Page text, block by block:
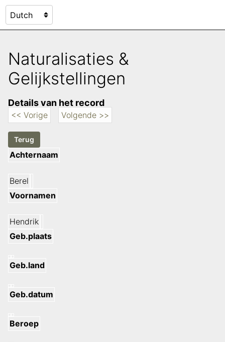
Naturalisaties &
Gelijkstellingen
Details van het record
<< Vorige Volgende >>
Achternaam
Berel
Voornamen
Hendrik
Geb.plaats
Geb.land
Geb.datum
Beroep